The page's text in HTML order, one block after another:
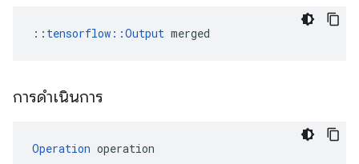
:: tensorflow::Output merged
การดำเนินการ
Operation operation